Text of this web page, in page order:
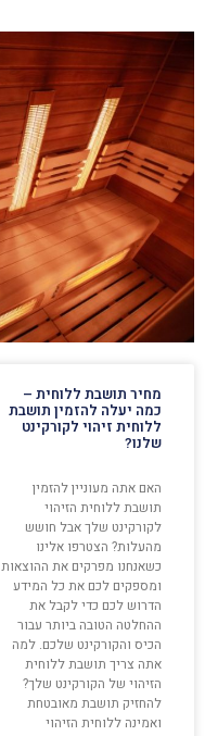
מחיר תושבת ללוחית –
כמה יעלה להזמין תושבת
ללוחית זיהוי לקורקינט
שלנו?
האם אתה מעוניין להזמין
תושבת ללוחית הזיהוי
לקורקינט שלך אבל חושש
מהעלות? הצטרפו אלינו
כשאנחנו מפרקים את ההוצאות
ומספקים לכם את כל המידע
הדרוש לכם כדי לקבל את
ההחלטה הטובה ביותר עבור
הכיס והקורקינט שלכם. למה
אתה צריך תושבת ללוחית
הזיהוי של הקורקינט שלך?
להחזיק תושבת מאובטחת
ואמינה ללוחית הזיהוי